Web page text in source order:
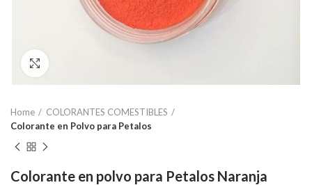
Home
COLORANTES COMESTIBLES
Colorante en Polvo para Petalos
Colorante en polvo para Petalos Naranja